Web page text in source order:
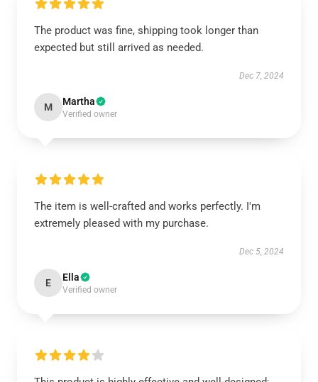
The product was fine, shipping took longer than
expected but still arrived as needed.
Dec 7, 2024
M Martha
Verified owner
The item is well-crafted and works perfectly. I'm
extremely pleased with my purchase.
Dec 5, 2024
E Ella
Verified owner